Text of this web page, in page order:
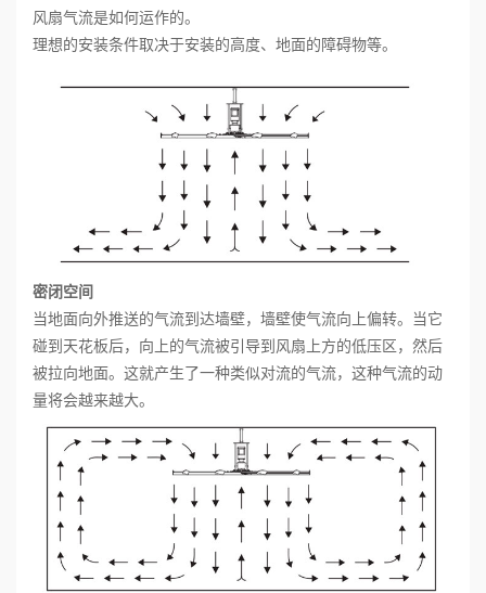
风扇气流是如何运作的。
理想的安装条件取决于安装的高度、地面的障碍物等。
密闭空间
当地面向外推送的气流到达墙壁，墙壁使气流向上偏转。当它
碰到天花板后，向上的气流被引导到风扇上方的低压区，然后
被拉向地面。这就产生了一种类似对流的气流，这种气流的动
量将会越来越大。